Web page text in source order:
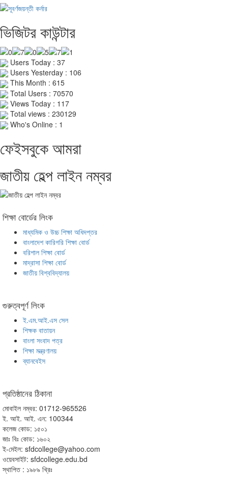
ভিজিটর কাউন্টার
Users Today : 37
Users Yesterday : 106
This Month : 615
Total Users : 70570
Views Today : 117
Total views : 230129
Who's Online : 1
ফেইসবুকে আমরা
জাতীয় হেল্প লাইন নম্বর
শিক্ষা বোর্ডের লিংক
মাধ্যমিক ও উচ্চ শিক্ষা অধিদপ্তর
বাংলাদেশ কারিগরি শিক্ষা বোর্ড
বরিশাল শিক্ষা বোর্ড
মাদ্রাসা শিক্ষা বোর্ড
জাতীয় বিশ্ববিদ্যালয়
গুরুত্বপূর্ণ লিংক
ই.এম.আই.এস সেল
শিক্ষক বাতায়ন
বাংলা সংবাদ পত্র
শিক্ষা মন্ত্রণালয়
ব্যানবেইস
প্রতিষ্ঠানের ঠিকানা
মোবাইল নম্বর: 01712-965526
ই. আই. আই. এন: 100344
কলেজ কোড: ১৫০১
জাঃ বিঃ কোড: ১৬০২
ই-মেইল: sfdcollege@yahoo.com
ওয়েবসাইট: sfdcollege.edu.bd
স্থাপিত : ১৯৮৯ খ্রিঃ